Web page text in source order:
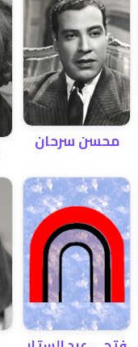
محسن سرحان